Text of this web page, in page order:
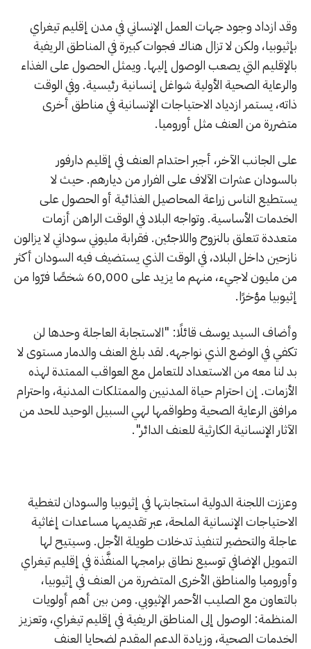
وقد ازداد وجود جهات العمل الإنساني في مدن إقليم تيغراي
بإثيوبيا، ولكن لا تزال هناك فجوات كبيرة في المناطق الريفية
بالإقليم التي يصعب الوصول إليها. ويمثل الحصول على الغذاء
والرعاية الصحية الأولية شواغل إنسانية رئيسية. وفي الوقت
ذاته، يستمر ازدياد الاحتياجات الإنسانية في مناطق أخرى
متضررة من العنف مثل أوروميا.
على الجانب الآخر، أجبر احتدام العنف في إقليم دارفور
بالسودان عشرات الآلاف على الفرار من ديارهم. حيث لا
يستطيع الناس زراعة المحاصيل الغذائية أو الحصول على
الخدمات الأساسية. وتواجه البلاد في الوقت الراهن أزمات
متعددة تتعلق بالنزوح واللاجئين. فقرابة مليوني سوداني لا يزالون
نازحين داخل البلاد، في الوقت الذي يستضيف فيه السودان أكثر
من مليون لاجيء، منهم ما يزيد على 60,000 شخصًا فرّوا من
إثيوبيا مؤخرًا.
وأضاف السيد يوسف قائلًا: "الاستجابة العاجلة وحدها لن
تكفي في الوضع الذي نواجهه. لقد بلغ العنف والدمار مستوى لا
بد لنا معه من الاستعداد للتعامل مع العواقب الممتدة لهذه
الأزمات. إن احترام حياة المدنيين والممتلكات المدنية، واحترام
مرافق الرعاية الصحية وطواقمها لهي السبيل الوحيد للحد من
الآثار الإنسانية الكارثية للعنف الدائر".
وعززت اللجنة الدولية استجابتها في إثيوبيا والسودان لتغطية
الاحتياجات الإنسانية الملحة، عبر تقديمها مساعدات إغاثية
عاجلة والتحضير لتنفيذ تدخلات طويلة الأجل. وسيتيح لها
التمويل الإضافي توسيع نطاق برامجها المنفَّذة في إقليم تيغراي
وأوروميا والمناطق الأخرى المتضررة من العنف في إثيوبيا،
بالتعاون مع الصليب الأحمر الإثيوبي. ومن بين أهم أولويات
المنظمة: الوصول إلى المناطق الريفية في إقليم تيغراي، وتعزيز
الخدمات الصحية، وزيادة الدعم المقدم لضحايا العنف